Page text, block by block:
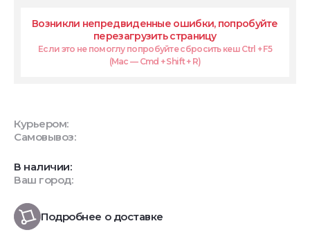
Возникли непредвиденные ошибки, попробуйте
перезагрузить страницу
Если это не помоглу попробуйте сбросить кеш Ctrl + F5
(Mac — Cmd + Shift + R)
Курьером:
Самовывоз:
В наличии:
Ваш город:
Подробнее о доставке